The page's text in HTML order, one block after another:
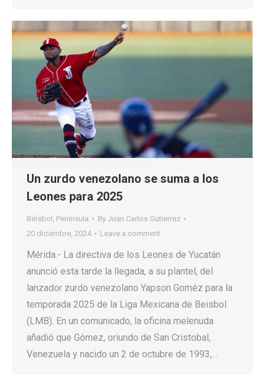
Un zurdo venezolano se suma a los
Leones para 2025
Béisbol , Península By Juan Carlos Gutierrez
20 diciembre, 2024
Leave a comment
Mérida.- La directiva de los Leones de Yucatán
anunció esta tarde la llegada, a su plantel, del
lanzador zurdo venezolano Yapson Goméz para la
temporada 2025 de la Liga Mexicana de Beisbol
(LMB). En un comunicado, la oficina melenuda
añadió que Gómez, oriundo de San Cristobal,
Venezuela y nacido un 2 de octubre de 1993,…